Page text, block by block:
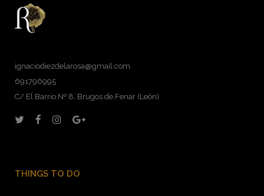
ignaciodiezdelarosa@gmail.com
691796995
C/ El Barrio Nº 8, Brugos de Fenar (León)
THINGS TO DO